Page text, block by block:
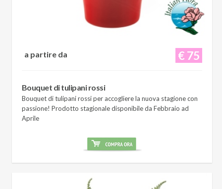
€ 75
a partire da
Bouquet di tulipani rossi
Bouquet di tulipani rossi per accogliere la nuova stagione con
passione! Prodotto stagionale disponibile da Febbraio ad
Aprile